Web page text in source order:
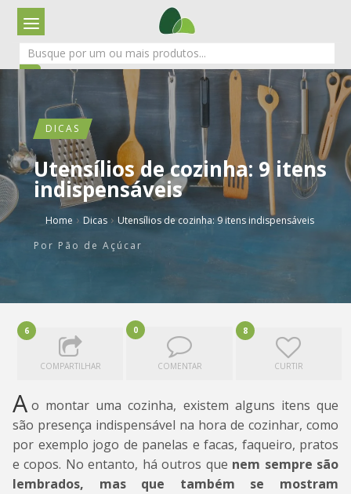
DICAS
Utensílios de cozinha: 9 itens
indispensáveis
Home › Dicas › Utensílios de cozinha: 9 itens indispensáveis
Por Pão de Açúcar
6
COMPARTILHAR
0
COMENTAR
8
CURTIR
A o montar uma cozinha, existem alguns itens que
são presença indispensável na hora de cozinhar, como
por exemplo jogo de panelas e facas, faqueiro, pratos
e copos. No entanto, há outros que nem sempre são
lembrados, mas que também se mostram